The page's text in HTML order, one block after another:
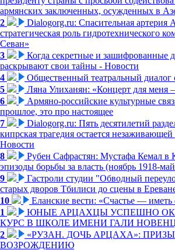
армянских заключенных, осужденных в
2
Dialogorg.ru: Спасительная артерия
стратегическая роль гидротехнического
Севан»
3
Когда секретные и зашифрованные
раскрывают свои тайны - Новости
4
Общественный театральный диалог
5
Ляна Улиханян: «Концерт для меня
6
Армяно-российские культурные
прошлое, это про настоящее
7
Dialogorg.ru: Пять десятилетий
кипрская трагедия остается
Новости
8
Рубен Сафрастян: Мустафа Кемал в
эпизоды борьбы за власть (ноябрь 1918-
9
Гастроли студии "Обводный
старых дворов Тбилиси до сцены в
10
Еланские вести: «Счастье — иметь
1
ЮНЫЕ АРЦАХЦЫ УСПЕШНО
КУРС В ШКОЛЕ ИМЕНИ ГАЛИ
2
«РУЗАН. ДОЧЬ АРЦАХА»:
ВОЗРОЖДЕНИЮ